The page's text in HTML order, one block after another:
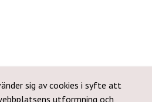
sig av cookies i syfte att
utformning och